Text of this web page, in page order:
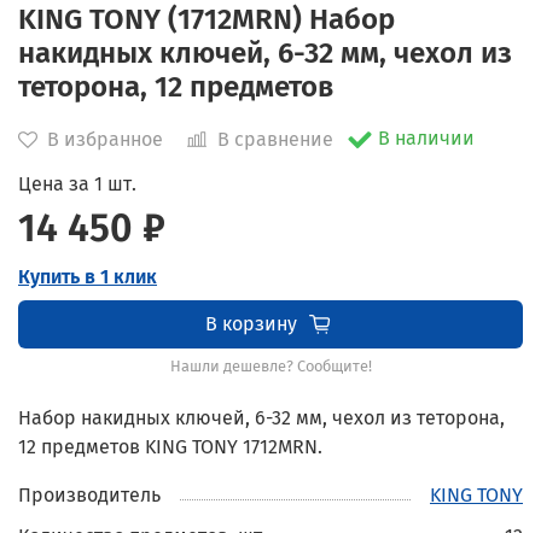
KING TONY (1712MRN) Набор
накидных ключей, 6-32 мм, чехол из
теторона, 12 предметов
В избранное В сравнение
В наличии
Цена за 1 шт.
14 450 ₽
Купить в 1 клик
В корзину
Нашли дешевле? Сообщите!
Набор накидных ключей, 6-32 мм, чехол из теторона,
12 предметов KING TONY 1712MRN.
Производитель
KING TONY